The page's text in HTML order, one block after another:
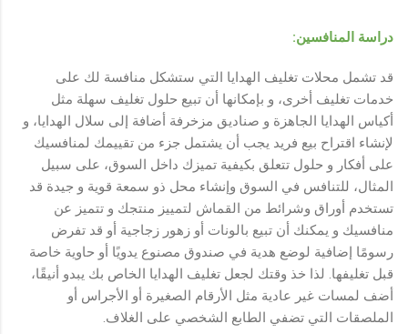
دراسة المنافسين:
قد تشمل محلات تغليف الهدايا التي ستشكل منافسة لك على
خدمات تغليف أخرى، و بإمكانها أن تبيع حلول تغليف سهلة مثل
أكياس الهدايا الجاهزة و صناديق مزخرفة أضافة إلى سلال الهدايا، و
لإنشاء اقتراح بيع فريد يجب أن يشتمل جزء من تقييمك لمنافسيك
على أفكار و حلول تتعلق بكيفية تميزك داخل السوق، على سبيل
المثال، للتنافس في السوق وإنشاء محل ذو سمعة قوية و جيدة قد
تستخدم أوراق وشرائط من القماش لتمييز منتجك و تتميز عن
منافسيك و يمكنك أن تبيع بالونات أو زهور زجاجية أو قد تفرض
رسومًا إضافية لوضع هدية في صندوق مصنوع يدويًا أو حاوية خاصة
قبل تغليفها. لذا خذ وقتك لجعل تغليف الهدايا الخاص بك يبدو أنيقًا،
أضف لمسات غير عادية مثل الأرقام الصغيرة أو الأجراس أو
الملصقات التي تضفي الطابع الشخصي على الغلاف.